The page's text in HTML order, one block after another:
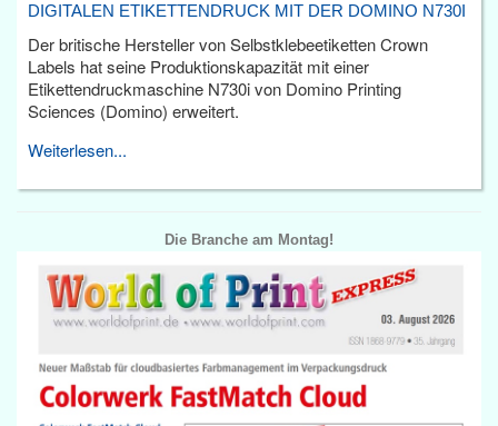
DIGITALEN ETIKETTENDRUCK MIT DER DOMINO N730I
Der britische Hersteller von Selbstklebeetiketten Crown
Labels hat seine Produktionskapazität mit einer
Etikettendruckmaschine N730i von Domino Printing
Sciences (Domino) erweitert.
Weiterlesen...
Die Branche am Montag!